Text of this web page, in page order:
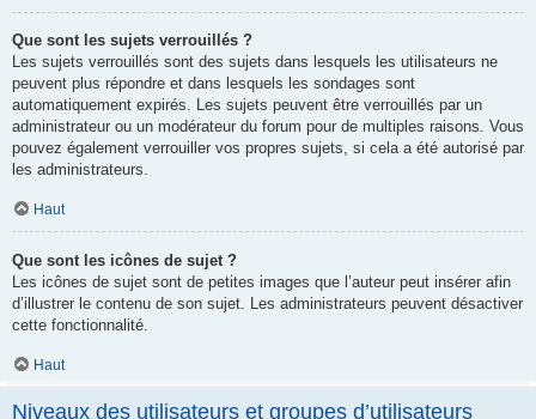
Que sont les sujets verrouillés ?
Les sujets verrouillés sont des sujets dans lesquels les utilisateurs ne
peuvent plus répondre et dans lesquels les sondages sont
automatiquement expirés. Les sujets peuvent être verrouillés par un
administrateur ou un modérateur du forum pour de multiples raisons. Vous
pouvez également verrouiller vos propres sujets, si cela a été autorisé par
les administrateurs.
Haut
Que sont les icônes de sujet ?
Les icônes de sujet sont de petites images que l’auteur peut insérer afin
d’illustrer le contenu de son sujet. Les administrateurs peuvent désactiver
cette fonctionnalité.
Haut
Niveaux des utilisateurs et groupes d’utilisateurs